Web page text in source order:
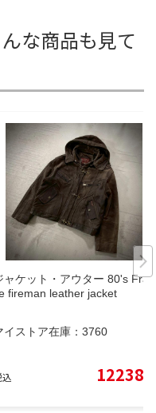
な商品も見て
ャケット・アウター 80's Fran
fireman leather jacket
イストア在庫： 3760
12238